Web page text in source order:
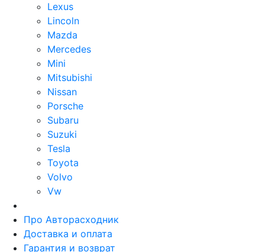
Lexus
Lincoln
Mazda
Mercedes
Mini
Mitsubishi
Nissan
Porsche
Subaru
Suzuki
Tesla
Toyota
Volvo
Vw
Про Авторасходник
Доставка и оплата
Гарантия и возврат